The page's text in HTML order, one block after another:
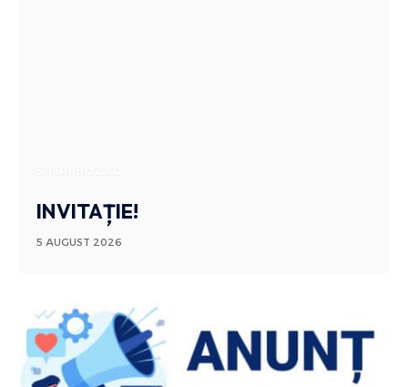
INVITAȚIE!
5 AUGUST 2026